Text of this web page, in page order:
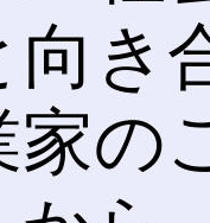
き
家の